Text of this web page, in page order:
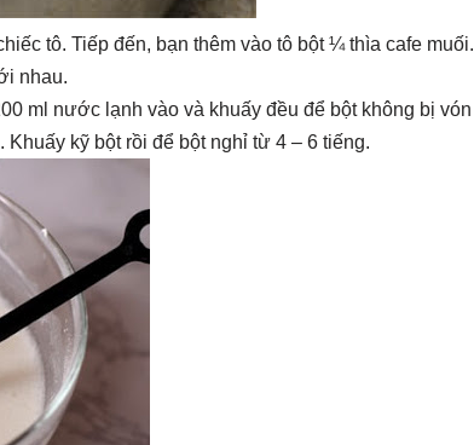
tô. Tiếp đến, bạn thêm vào tô bột ¼ thìa cafe muối.
nhau.
ml nước lạnh vào và khuấy đều để bột không bị vón
kỹ bột rồi để bột nghỉ từ 4 – 6 tiếng.